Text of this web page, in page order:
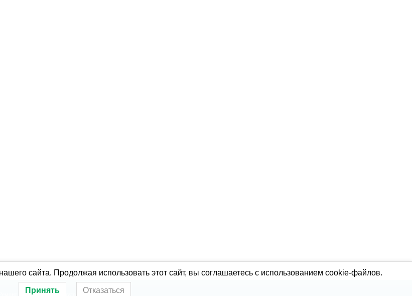
Ремонт холодильного оборудования
сайта. Продолжая использовать этот сайт, вы соглашаетесь с использованием cookie-файлов.
Принять Отказаться